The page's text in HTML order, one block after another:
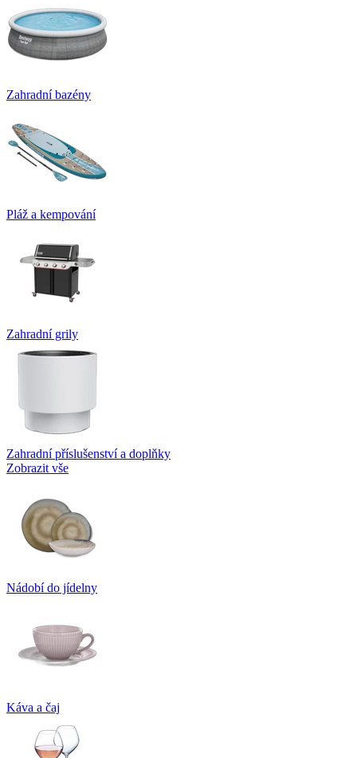
Zahradní bazény
Pláž a kempování
Zahradní grily
Zahradní příslušenství a doplňky
Zobrazit vše
Nádobí do jídelny
Káva a čaj